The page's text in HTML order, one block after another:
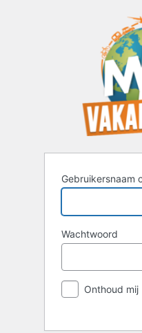
Gebruikersnaam
Wachtwoord
Onthoud mij